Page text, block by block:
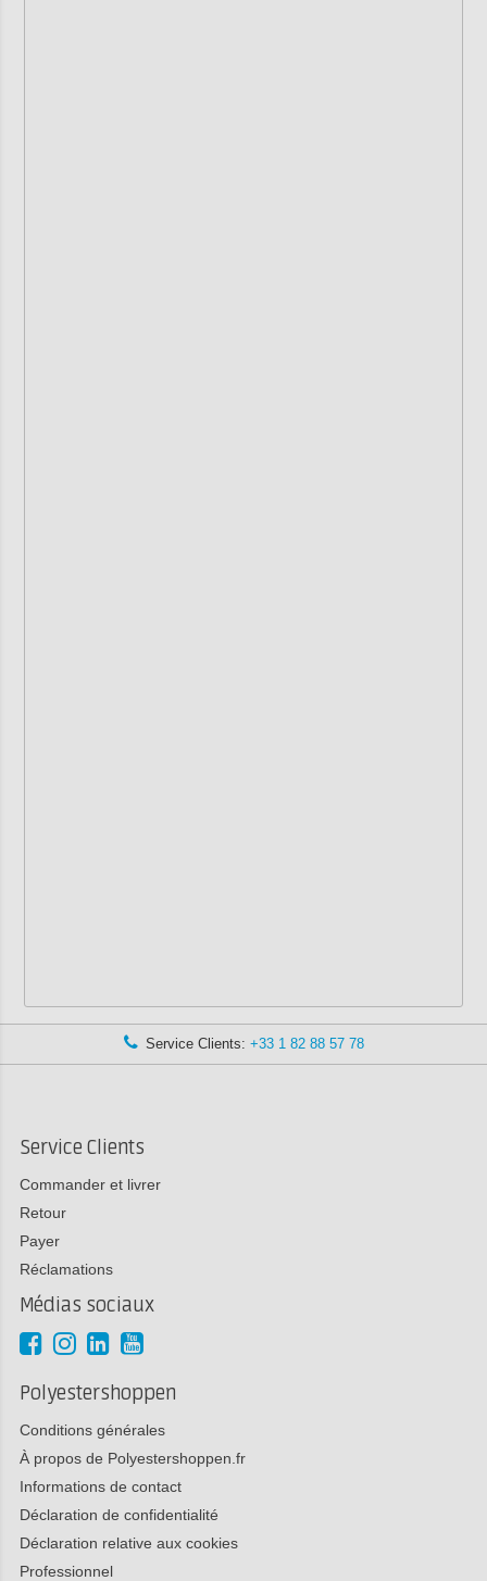
Service Clients: +33 1 82 88 57 78
Service Clients
Commander et livrer
Retour
Payer
Réclamations
Médias sociaux
Polyestershoppen
Conditions générales
À propos de Polyestershoppen.fr
Informations de contact
Déclaration de confidentialité
Déclaration relative aux cookies
Professionnel